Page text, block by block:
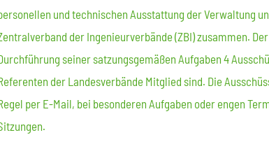
und technischen Ausstattung der Verwaltung
der Ingenieurverbände (ZBI) zusammen.
seiner satzungsgemäßen Aufgaben 4
der Landesverbände Mitglied sind. Die
per E-Mail, bei besonderen Aufgaben oder engen